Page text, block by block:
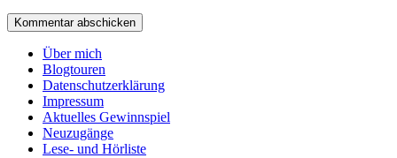
Über mich
Blogtouren
Datenschutzerklärung
Impressum
Aktuelles Gewinnspiel
Neuzugänge
Lese- und Hörliste